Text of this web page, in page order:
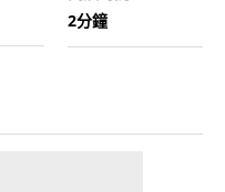
2分鐘